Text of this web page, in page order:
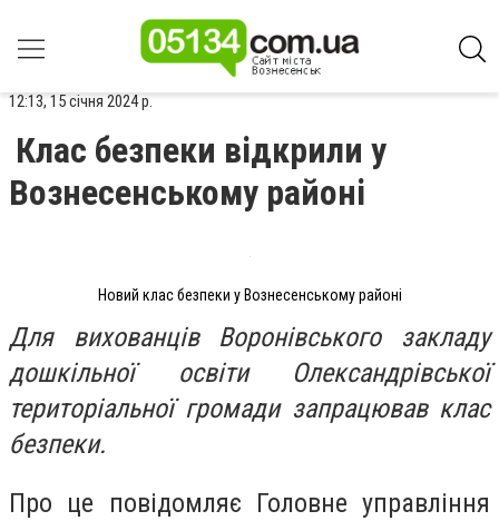
12:13, 15 січня 2024 р.
Клас безпеки відкрили у
Вознесенському районі
Новий клас безпеки у Вознесенському районі
Для вихованців Воронівського закладу
дошкільної освіти Олександрівської
територіальної громади запрацював клас
безпеки.
Про це повідомляє Головне управління